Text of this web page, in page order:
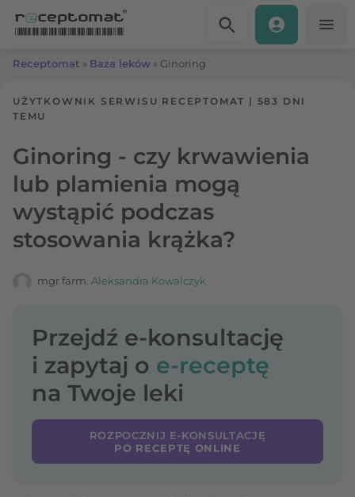
Receptomat » Baza leków » Ginoring
UŻYTKOWNIK SERWISU RECEPTOMAT | 583 DNI
TEMU
Ginoring - czy krwawienia
lub plamienia mogą
wystąpić podczas
stosowania krążka?
mgr farm. Aleksandra Kowalczyk
Przejdź e-konsultację
i zapytaj o e-receptę
na Twoje leki
ROZPOCZNIJ E-KONSULTACJĘ
PO RECEPTĘ ONLINE